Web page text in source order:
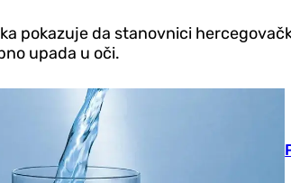
pokazuje da stanovnici
upada u oči.